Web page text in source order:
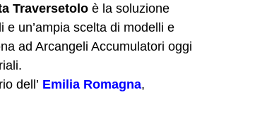
Traversetolo è la soluzione
un’ampia scelta di modelli e
ad Arcangeli Accumulatori oggi
dell’ Emilia Romagna,